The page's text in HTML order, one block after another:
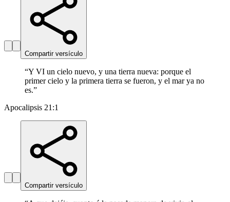
Compartir versículo
“Y VI un cielo nuevo, y una tierra nueva: porque el
primer cielo y la primera tierra se fueron, y el mar ya no
es.”
Apocalipsis 21:1
Compartir versículo